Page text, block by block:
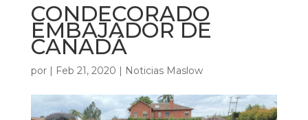
CONDECORADO
EMBAJADOR DE
CANADÁ
por | Feb 21, 2020 | Noticias Maslow